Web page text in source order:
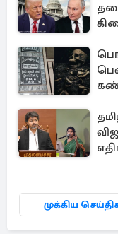
முக்கிய